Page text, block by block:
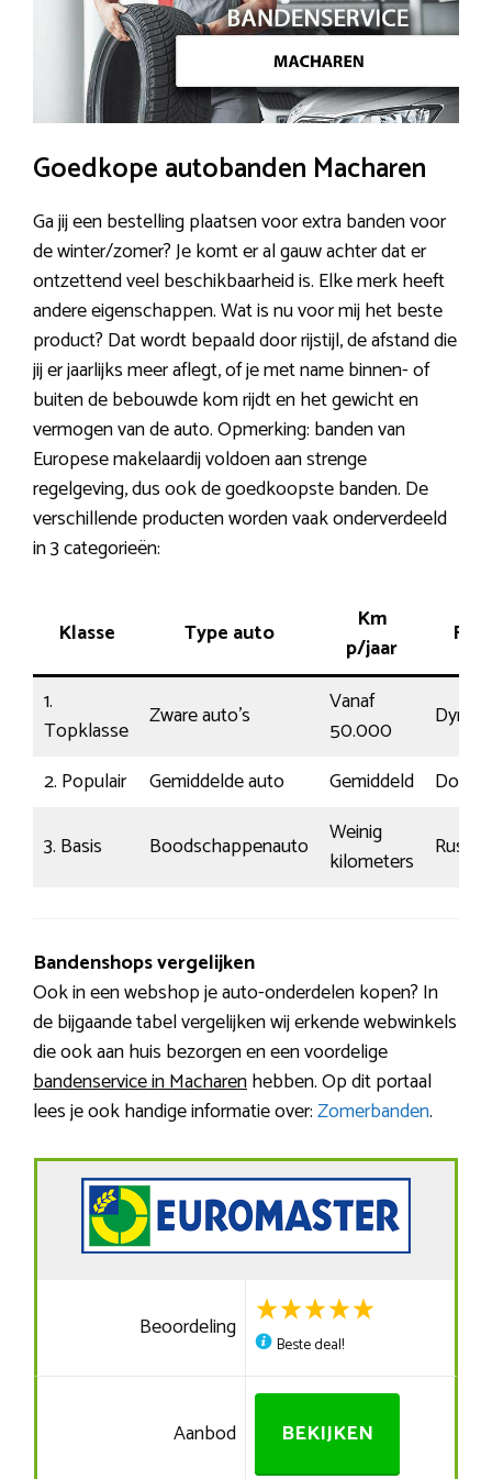
Goedkope autobanden Macharen
Ga jij een bestelling plaatsen voor extra banden voor
de winter/zomer? Je komt er al gauw achter dat er
ontzettend veel beschikbaarheid is. Elke merk heeft
andere eigenschappen. Wat is nu voor mij het beste
product? Dat wordt bepaald door rijstijl, de afstand die
jij er jaarlijks meer aflegt, of je met name binnen- of
buiten de bebouwde kom rijdt en het gewicht en
vermogen van de auto. Opmerking: banden van
Europese makelaardij voldoen aan strenge
regelgeving, dus ook de goedkoopste banden. De
verschillende producten worden vaak onderverdeeld
in 3 categorieën:
Klasse Type auto
Km
p/jaar
1.
Topklasse
Zware auto’s
Vanaf
50.000
2. Populair
Gemiddelde auto Gemiddeld
3. Basis
Boodschappenauto
Weinig
kilometers
Rustig
Bandenshops vergelijken
Ook in een webshop je auto-onderdelen kopen? In
de bijgaande tabel vergelijken wij erkende webwinkels
die ook aan huis bezorgen en een voordelige
bandenservice in Macharenhebben. Op dit portaal
lees je ook handige informatie over:Zomerbanden.
Beoordeling
Beste deal!
Aanbod BEKIJKEN